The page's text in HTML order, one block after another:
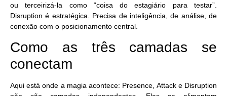
ou terceirizá-la como “coisa do estagiário para testar”.
Disruption é estratégica. Precisa de inteligência, de análise, de
conexão com o posicionamento central.
Como as três camadas se
conectam
Aqui está onde a magia acontece: Presence, Attack e Disruption